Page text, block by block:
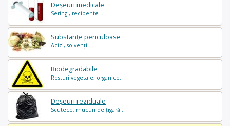
Deșeuri medicale
Seringi, recipente ...
Substanțe periculoase
Acizi, solvenți ...
Biodegradabile
Resturi vegetale, organice..
Deșeuri reziduale
Scutece, mucuri de țigară..